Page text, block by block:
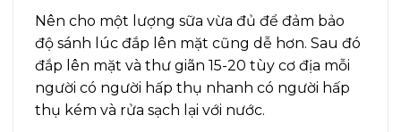
Nên cho một lượng sữa vừa đủ để đảm bảo
độ sánh lúc đắp lên mặt cũng dễ hơn. Sau đó
đắp lên mặt và thư giãn 15-20 tùy cơ địa mỗi
người có người hấp thụ nhanh có người hấp
thụ kém và rửa sạch lại với nước.